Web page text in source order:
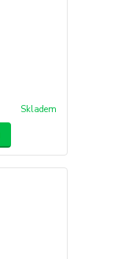
Skladem